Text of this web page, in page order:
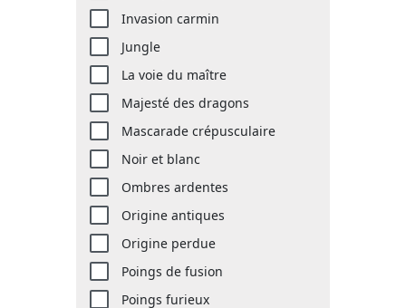
Invasion carmin
Jungle
La voie du maître
Majesté des dragons
Mascarade crépusculaire
Noir et blanc
Ombres ardentes
Origine antiques
Origine perdue
Poings de fusion
Poings furieux